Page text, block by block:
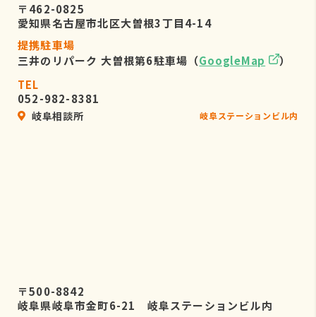
〒462-0825
愛知県名古屋市北区大曽根3丁目4-14
提携駐車場
三井のリパーク 大曽根第6駐車場（GoogleMap
）
TEL
052-982-8381
岐阜相談所 岐阜ステーションビル内
〒500-8842
岐阜県岐阜市金町6-21 岐阜ステーションビル内